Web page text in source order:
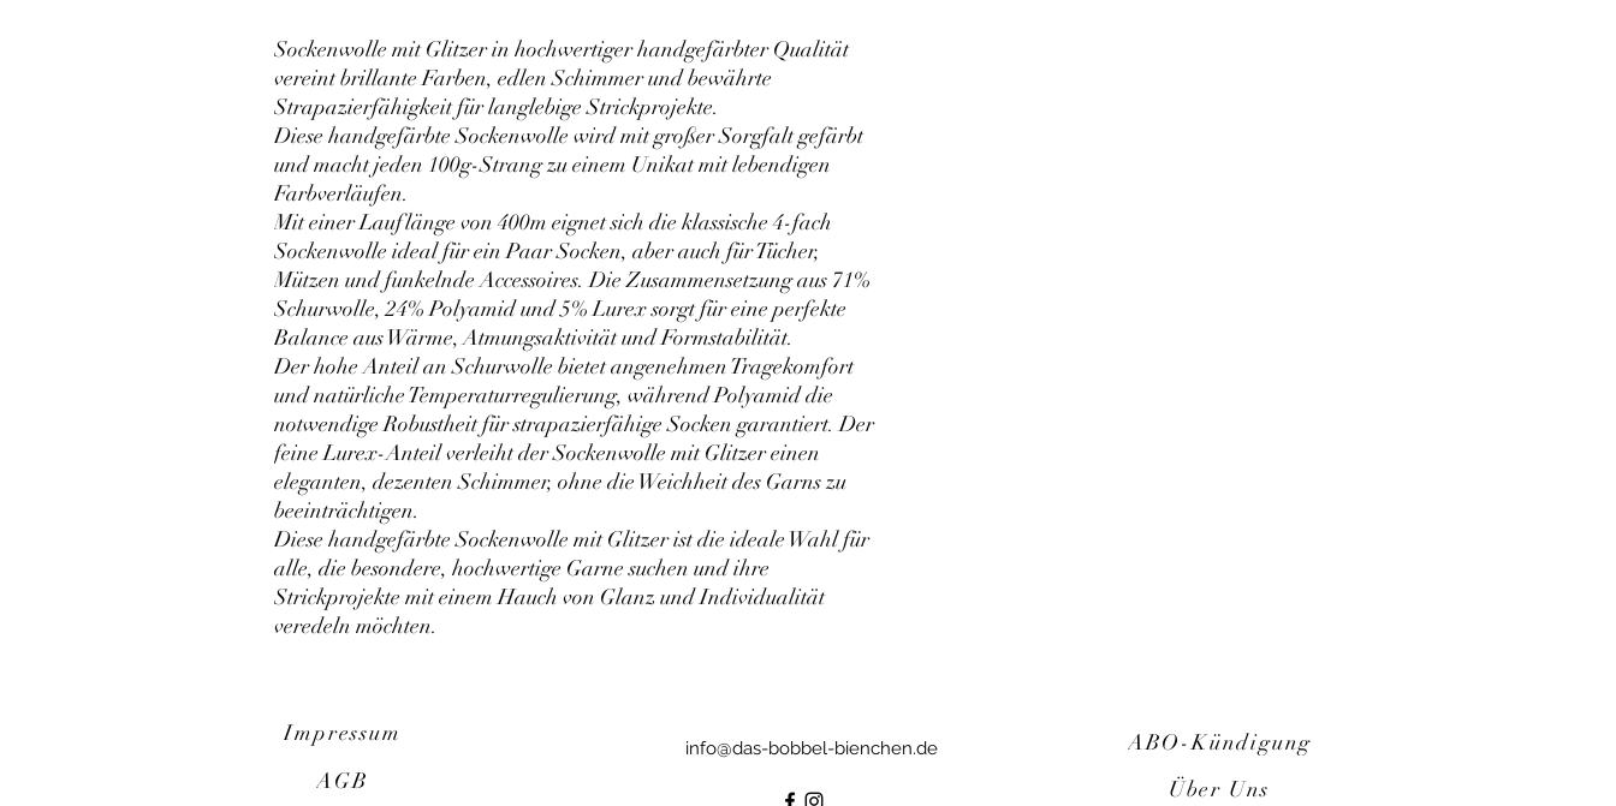
Sockenwolle mit Glitzer in hochwertiger handgefärbter Qualität
vereint brillante Farben, edlen Schimmer und bewährte
Strapazierfähigkeit für langlebige Strickprojekte.
Diese handgefärbte Sockenwolle wird mit großer Sorgfalt gefärbt
und macht jeden 100g-Strang zu einem Unikat mit lebendigen
Farbverläufen.
Mit einer Lauflänge von 400m eignet sich die klassische 4-fach
Sockenwolle ideal für ein Paar Socken, aber auch für Tücher,
Mützen und funkelnde Accessoires. Die Zusammensetzung aus 71%
Schurwolle, 24% Polyamid und 5% Lurex sorgt für eine perfekte
Balance aus Wärme, Atmungsaktivität und Formstabilität.
Der hohe Anteil an Schurwolle bietet angenehmen Tragekomfort
und natürliche Temperaturregulierung, während Polyamid die
notwendige Robustheit für strapazierfähige Socken garantiert. Der
feine Lurex-Anteil verleiht der Sockenwolle mit Glitzer einen
eleganten, dezenten Schimmer, ohne die Weichheit des Garns zu
beeinträchtigen.
Diese handgefärbte Sockenwolle mit Glitzer ist die ideale Wahl für
alle, die besondere, hochwertige Garne suchen und ihre
Strickprojekte mit einem Hauch von Glanz und Individualität
veredeln möchten.
Impressum
AGB
info@das-bobbel-bienchen.de
ABO-Kündigung
Über Uns